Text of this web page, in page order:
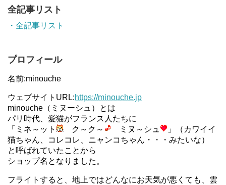
全記事リスト
・全記事リスト
プロフィール
名前:minouche
ウェブサイトURL:https://minouche.jp
minouche（ミヌーシュ）とは
パリ時代、愛猫がフランス人たちに
「ミネ～ット
ク～ク～ ミヌ～シュ
」（カワイイ
猫ちゃん、コレコレ、ニャンコちゃん・・・みたいな）
と呼ばれていたことから
ショップ名となりました。
フライトすると、地上ではどんなにお天気が悪くても、雲